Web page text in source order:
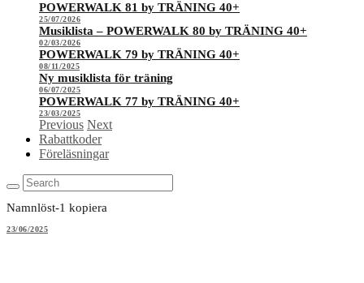
POWERWALK 81 by TRÄNING 40+
25/07/2026
Musiklista – POWERWALK 80 by TRÄNING 40+
02/03/2026
POWERWALK 79 by TRÄNING 40+
08/11/2025
Ny musiklista för träning
06/07/2025
POWERWALK 77 by TRÄNING 40+
23/03/2025
Previous Next
Rabattkoder
Föreläsningar
Namnlöst-1 kopiera
23/06/2025